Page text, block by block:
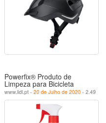
Powerfix® Produto de
Limpeza para Bicicleta
www.lidl.pt - 20 de Julho de 2020 - 2.49